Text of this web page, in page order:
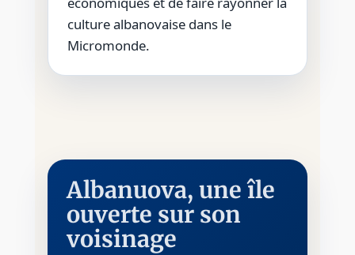
culture albanovaise dans le
Micromonde.
Albanuova, une île
ouverte sur son
voisinage